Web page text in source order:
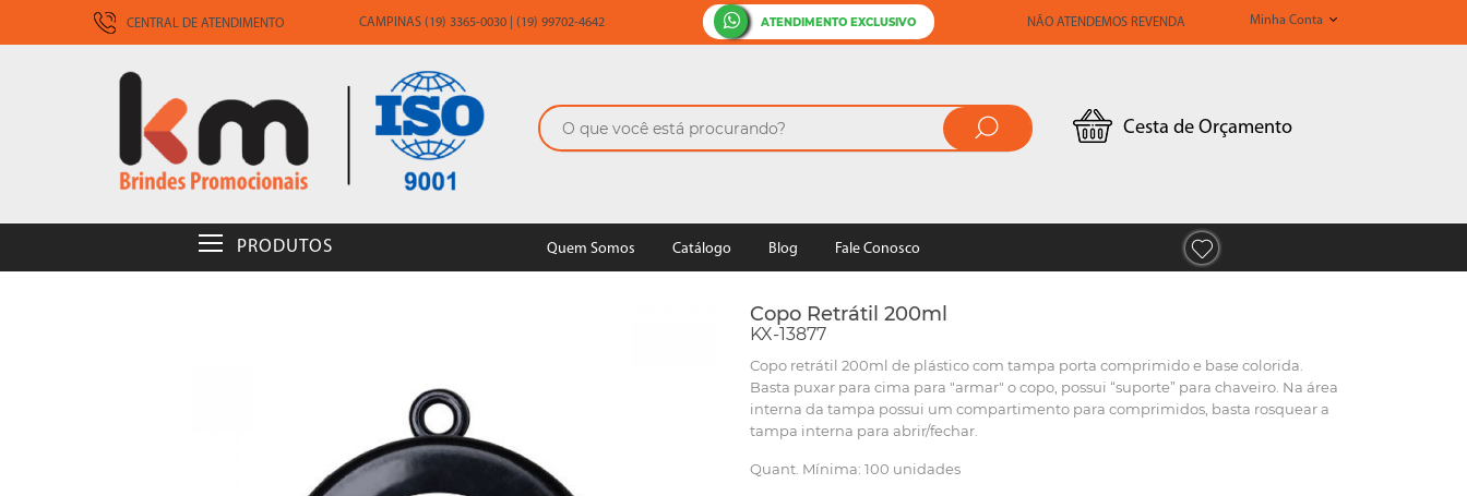
CENTRAL DE ATENDIMENTO CAMPINAS (19) 3365-0030 | (19) 99702-4642 ATENDIMENTO EXCLUSIVO NÃO ATENDEMOS REVENDA Minha Conta
Cesta de Orçamento
PRODUTOS Quem Somos Catálogo Blog Fale Conosco
Copo Retrátil 200ml
KX-13877
Copo retrátil 200ml de plástico com tampa porta comprimido e base colorida.
Basta puxar para cima para "armar" o copo, possui “suporte” para chaveiro. Na área
interna da tampa possui um compartimento para comprimidos, basta rosquear a
tampa interna para abrir/fechar.
Quant. Mínima: 100 unidades